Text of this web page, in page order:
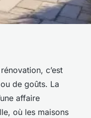
projets
lecture
c’est
de goûts. La
affaire
où les maisons